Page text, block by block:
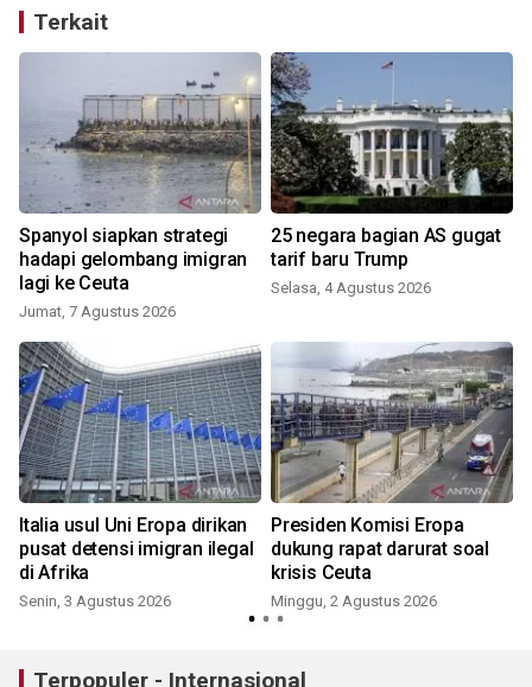
Terkait
Spanyol siapkan strategi
hadapi gelombang imigran
lagi ke Ceuta
Jumat, 7 Agustus 2026
25 negara bagian AS gugat
tarif baru Trump
Selasa, 4 Agustus 2026
Italia usul Uni Eropa dirikan
pusat detensi imigran ilegal
di Afrika
Senin, 3 Agustus 2026
Presiden Komisi Eropa
dukung rapat darurat soal
krisis Ceuta
Minggu, 2 Agustus 2026
Terpopuler - Internasional